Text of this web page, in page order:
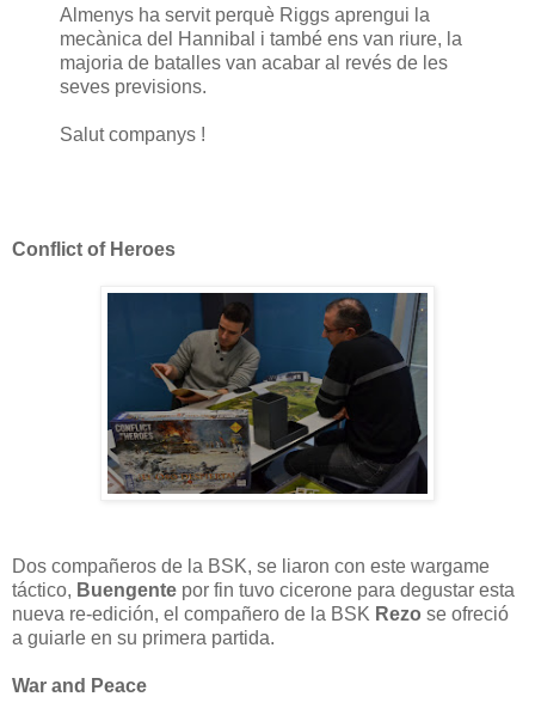
Almenys ha servit perquè Riggs aprengui la
mecànica del Hannibal i també ens van riure, la
majoria de batalles van acabar al revés de les
seves previsions.
Salut companys !
Conflict of Heroes
Dos compañeros de la BSK, se liaron con este wargame
táctico, Buengente por fin tuvo cicerone para degustar esta
nueva re-edición, el compañero de la BSK Rezo se ofreció
a guiarle en su primera partida.
War and Peace